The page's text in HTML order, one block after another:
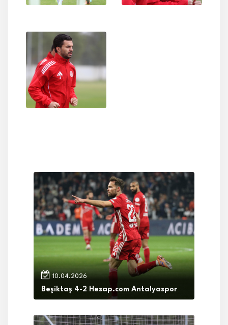
10.04.2026
Beşiktaş 4-2 Hesap.com Antalyaspor